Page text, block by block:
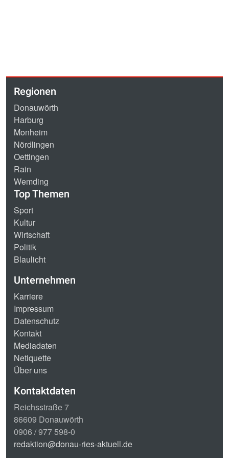
Regionen
Donauwörth
Harburg
Monheim
Nördlingen
Oettingen
Rain
Wemding
Top Themen
Sport
Kultur
Wirtschaft
Politik
Blaulicht
Unternehmen
Karriere
Impressum
Datenschutz
Kontakt
Mediadaten
Netiquette
Über uns
Kontaktdaten
Reichsstraße 7
86609 Donauwörth
0906 / 977 598-0
redaktion@donau-ries-aktuell.de